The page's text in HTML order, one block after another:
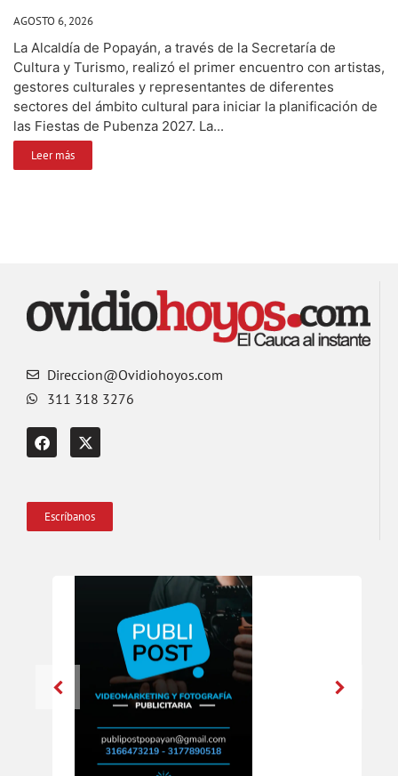
AGOSTO 6, 2026
La Alcaldía de Popayán, a través de la Secretaría de
Cultura y Turismo, realizó el primer encuentro con artistas,
gestores culturales y representantes de diferentes
sectores del ámbito cultural para iniciar la planificación de
las Fiestas de Pubenza 2027. La...
Leer más
Direccion@Ovidiohoyos.com
311 318 3276
Escríbanos